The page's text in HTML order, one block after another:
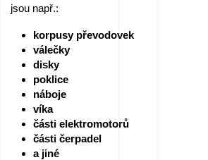
TRADYCJA
JAKOŚĆ
Firma
Technologie
jsou např.:
korpusy převodovek
válečky
disky
poklice
náboje
víka
části elektromotorů
části čerpadel
a jiné